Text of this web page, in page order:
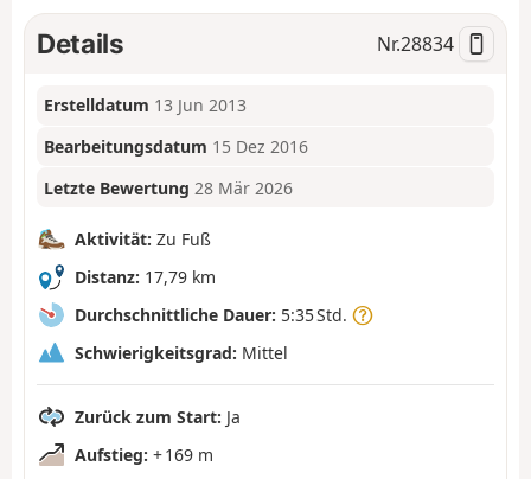
n
Details Nr.28834
Erstelldatum 13 Jun 2013
Bearbeitungsdatum 15 Dez 2016
Letzte Bewertung 28 Mär 2026
Aktivität: Zu Fuß
Distanz: 17,79 km
Durchschnittliche Dauer: 5:35 Std.
Schwierigkeitsgrad: Mittel
Zurück zum Start: Ja
Aufstieg: + 169 m